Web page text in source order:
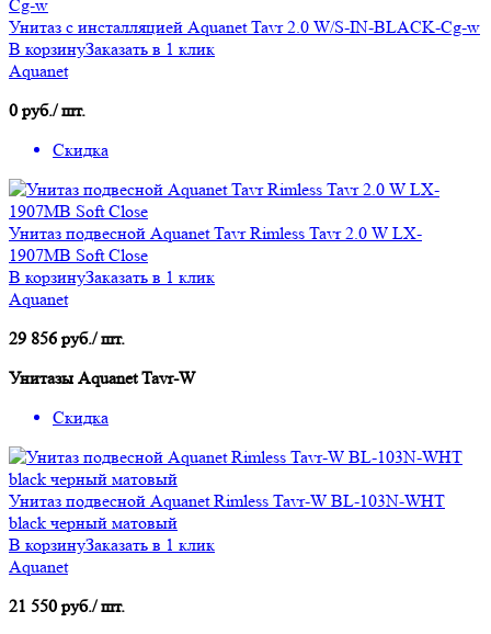
Унитаз с инсталляцией Aquanet Tavr 2.0 W/S-IN-BLACK-Cg-w
В корзинуЗаказать в 1 клик
Aquanet
0 руб./ шт.
Скидка
Унитаз подвесной Aquanet Tavr Rimless Tavr 2.0 W LX-
1907MB Soft Close
В корзинуЗаказать в 1 клик
Aquanet
29 856 руб./ шт.
Унитазы Aquanet Tavr-W
Скидка
Унитаз подвесной Aquanet Rimless Tavr-W BL-103N-WHT
black черный матовый
В корзинуЗаказать в 1 клик
Aquanet
21 550 руб./ шт.